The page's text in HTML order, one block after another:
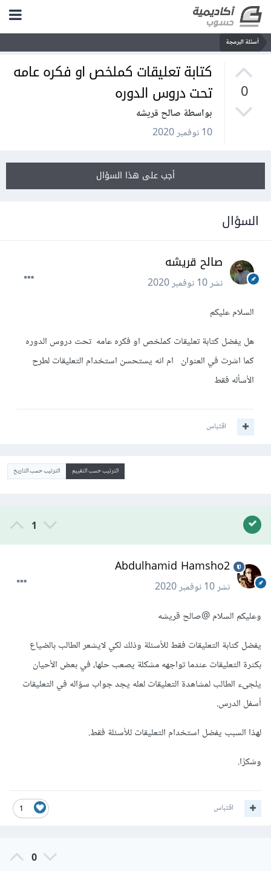
أسئلة البرمجة
0
كتابة تعليقات كملخص او فكره عامه
تحت دروس الدوره
بواسطة صالح قريشه
10 نوفمبر 2020
أجب على هذا السؤال
السؤال
صالح قريشه
نشر10 نوفمبر 2020
السلام عليكم
هل يفضل كتابة تعليقات كملخص او فكره عامه تحت دروس الدوره
كما اشرت في العنوان ام انه يستحسن استخدام التعليقات لطرح
الأسأله فقط
اقتباس
الترتيب حسب التقييم الترتيب حسب التاريخ
1
Abdulhamid Hamsho2
نشر10 نوفمبر 2020
وعليكم السلام@صالح قريشه
يفضل كتابة التعليقات فقط للأسئلة وذلك لكي لايشعر الطالب بالضياع
بكثرة التعليقات عندما تواجهه مشكلة يصعب حلها، في بعض الأحيان
يلجىء الطالب لمشاهدة التعليقات لعله يجد جواب سؤاله في التعليقات
أسفل الدرس.
لهذا السبب يفضل استخدام التعليقات للأسئلة فقط.
وشكرًا.
1 اقتباس
0